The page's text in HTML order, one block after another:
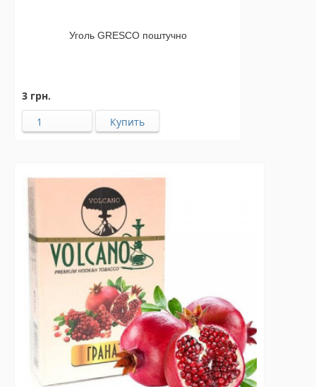
Уголь GRESCO поштучно
3 грн.